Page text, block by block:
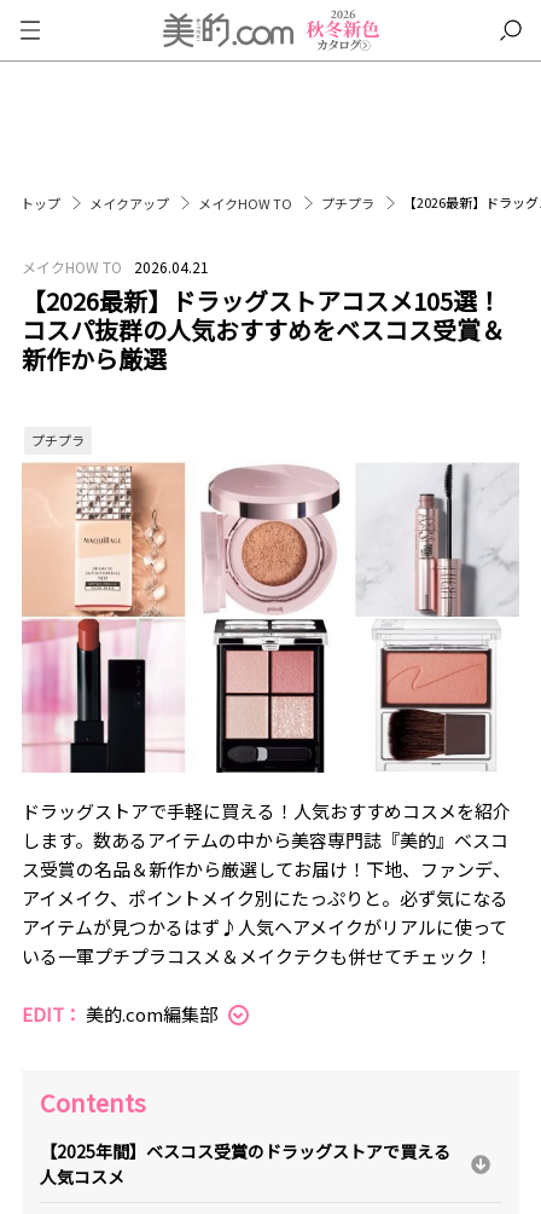
トップ メイクアップ メイクHOW TO プチプラ 【2026最新】ドラッ
メイクHOW TO 2026.04.21
【2026最新】ドラッグストアコスメ105選！
コスパ抜群の人気おすすめをベスコス受賞＆
新作から厳選
プチプラ
ドラッグストアで手軽に買える！人気おすすめコスメを紹介
します。数あるアイテムの中から美容専門誌『美的』ベスコ
ス受賞の名品＆新作から厳選してお届け！下地、ファンデ、
アイメイク、ポイントメイク別にたっぷりと。必ず気になる
アイテムが見つかるはず♪人気ヘアメイクがリアルに使って
いる一軍プチプラコスメ＆メイクテクも併せてチェック！
EDIT： 美的.com編集部
Contents
【2025年間】ベスコス受賞のドラッグストアで買える
人気コスメ